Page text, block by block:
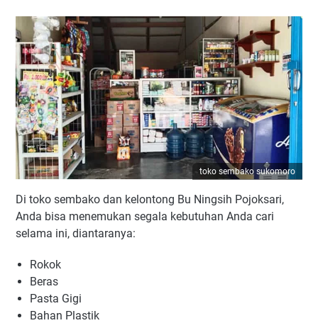
toko sembako sukomoro
Di toko sembako dan kelontong Bu Ningsih Pojoksari,
Anda bisa menemukan segala kebutuhan Anda cari
selama ini, diantaranya:
Rokok
Beras
Pasta Gigi
Bahan Plastik